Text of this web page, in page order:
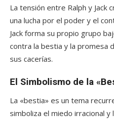
La tensión entre Ralph y Jack
una lucha por el poder y el
Jack forma su propio grupo
contra la bestia y la promesa
sus cacerías.
El Simbolismo de la
La «bestia» es un tema
simboliza el miedo irracional y